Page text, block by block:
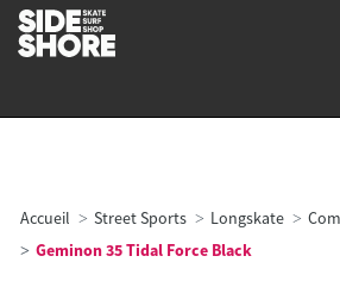
Accueil Street Sports Longskate
Geminon 35 Tidal Force Black